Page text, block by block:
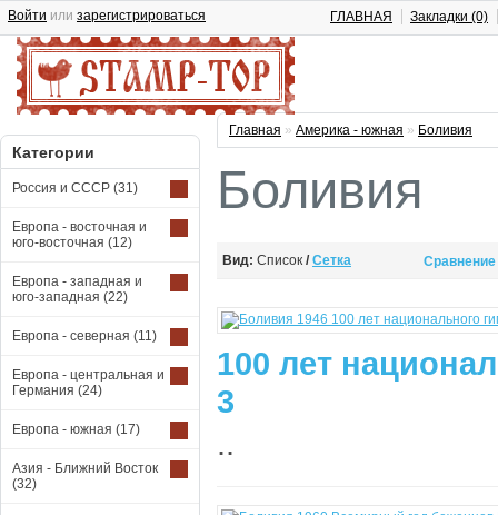
Войти или зарегистрироваться ГЛАВНАЯ Закладки (0)
Категории
Россия и СССР (31)
Европа - восточная и
юго-восточная (12)
Европа - западная и
юго-западная (22)
Европа - северная (11)
Европа - центральная и
Германия (24)
Европа - южная (17)
Азия - Ближний Восток
(32)
Главная » Америка - южная » Боливия
Боливия
Вид: Список / Сетка Сравнение
100 лет
3
..